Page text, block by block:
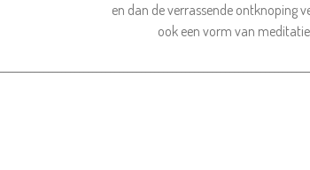
en dan de verrassende ontknoping
ook een vorm van